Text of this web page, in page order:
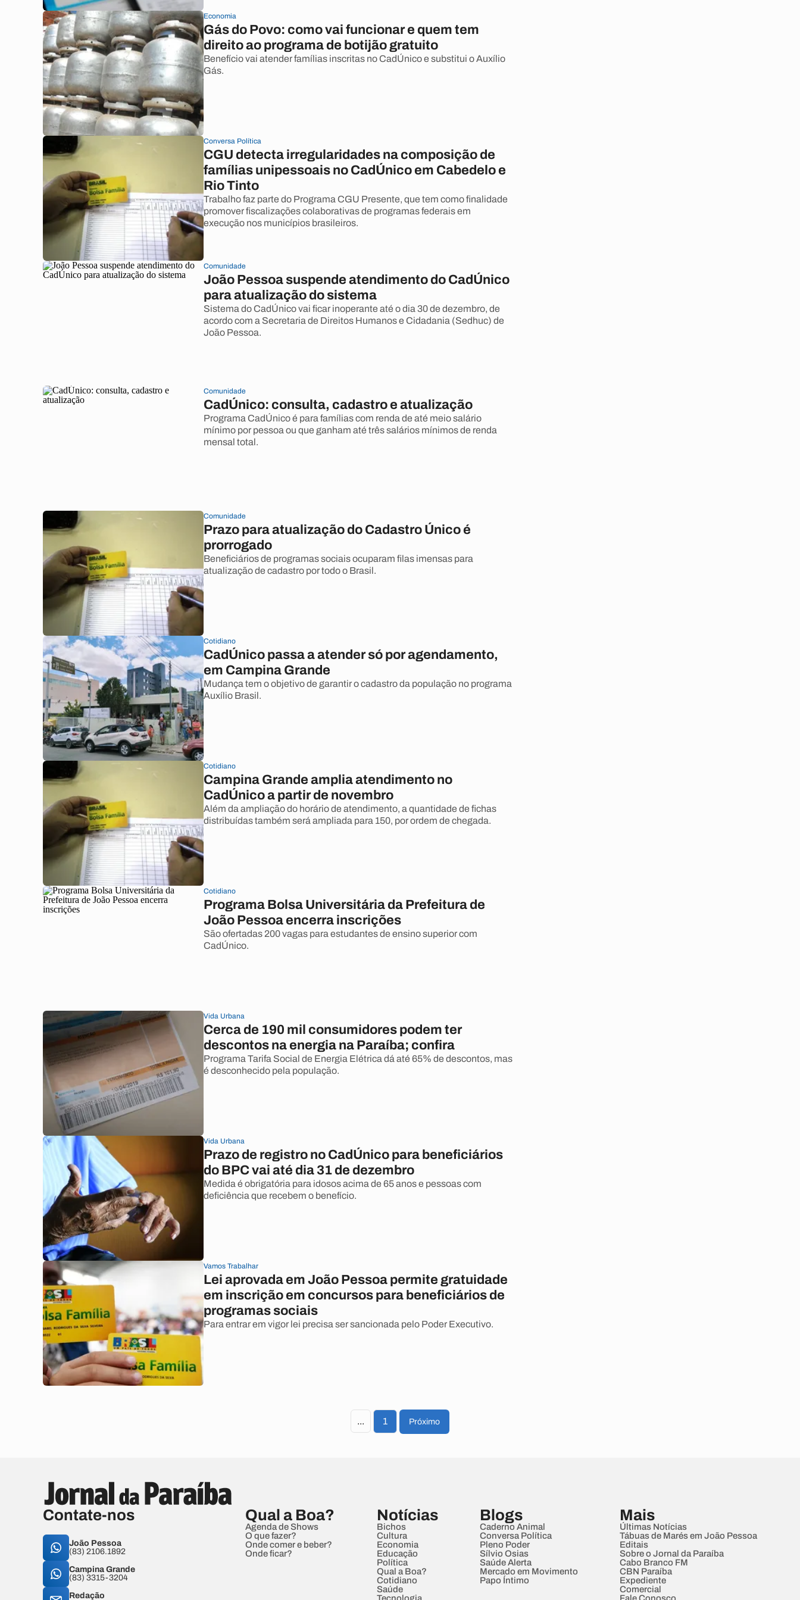
Economia
Gás do Povo: como vai funcionar e quem tem
direito ao programa de botijão gratuito
Benefício vai atender famílias inscritas no CadÚnico e substitui o Auxílio
Gás.
Conversa Política
CGU detecta irregularidades na composição de
famílias unipessoais no CadÚnico em Cabedelo e
Rio Tinto
Trabalho faz parte do Programa CGU Presente, que tem como finalidade
promover fiscalizações colaborativas de programas federais em
execução nos municípios brasileiros.
Comunidade
João Pessoa suspende atendimento do CadÚnico
para atualização do sistema
Sistema do CadÚnico vai ficar inoperante até o dia 30 de dezembro, de
acordo com a Secretaria de Direitos Humanos e Cidadania (Sedhuc) de
João Pessoa.
Comunidade
CadÚnico: consulta, cadastro e atualização
Programa CadÚnico é para famílias com renda de até meio salário
mínimo por pessoa ou que ganham até três salários mínimos de renda
mensal total.
Comunidade
Prazo para atualização do Cadastro Único é
prorrogado
Beneficiários de programas sociais ocuparam filas imensas para
atualização de cadastro por todo o Brasil.
Cotidiano
CadÚnico passa a atender só por agendamento,
em Campina Grande
Mudança tem o objetivo de garantir o cadastro da população no programa
Auxílio Brasil.
Cotidiano
Campina Grande amplia atendimento no
CadÚnico a partir de novembro
Além da ampliação do horário de atendimento, a quantidade de fichas
distribuídas também será ampliada para 150, por ordem de chegada.
Cotidiano
Programa Bolsa Universitária da Prefeitura de
João Pessoa encerra inscrições
São ofertadas 200 vagas para estudantes de ensino superior com
CadÚnico.
Vida Urbana
Cerca de 190 mil consumidores podem ter
descontos na energia na Paraíba; confira
Programa Tarifa Social de Energia Elétrica dá até 65% de descontos, mas
é desconhecido pela população.
Vida Urbana
Prazo de registro no CadÚnico para beneficiários
do BPC vai até dia 31 de dezembro
Medida é obrigatória para idosos acima de 65 anos e pessoas com
deficiência que recebem o benefício.
Vamos Trabalhar
Lei aprovada em João Pessoa permite gratuidade
em inscrição em concursos para beneficiários de
programas sociais
Para entrar em vigor lei precisa ser sancionada pelo Poder Executivo.
... 1 Próximo
Contate-nos
João Pessoa
(83) 2106.1892
Campina Grande
(83) 3315-3204
Redação
Qual a Boa?
Agenda de Shows
O que fazer?
Onde comer e beber?
Onde ficar?
Notícias
Bichos
Cultura
Economia
Educação
Política
Qual a Boa?
Cotidiano
Saúde
Blogs
Caderno Animal
Conversa Política
Pleno Poder
Sílvio Osias
Saúde Alerta
Mercado em Movimento
Papo Íntimo
Mais
Últimas Notícias
Tábuas de Marés em João Pessoa
Editais
Sobre o Jornal da Paraíba
Cabo Branco FM
CBN Paraíba
Expediente
Comercial